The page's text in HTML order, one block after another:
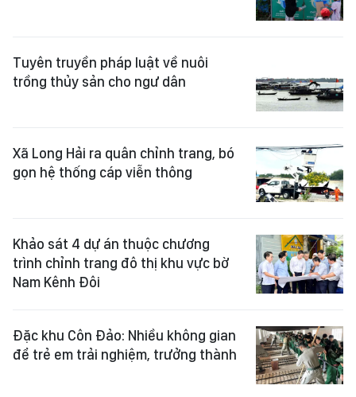
Tuyên truyền pháp luật về nuôi
trồng thủy sản cho ngư dân
Xã Long Hải ra quân chỉnh trang, bó
gọn hệ thống cáp viễn thông
Khảo sát 4 dự án thuộc chương
trình chỉnh trang đô thị khu vực bờ
Nam Kênh Đôi
Đặc khu Côn Đảo: Nhiều không gian
để trẻ em trải nghiệm, trưởng thành